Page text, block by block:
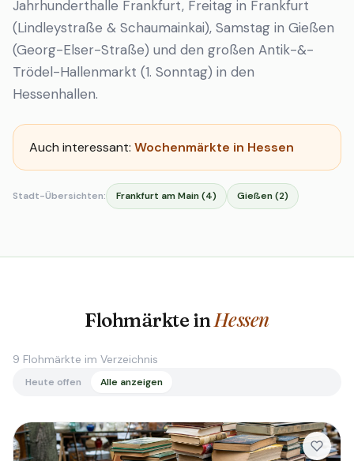
Jahrhunderthalle Frankfurt, Freitag in Frankfurt
(Lindleystraße & Schaumainkai), Samstag in Gießen
(Georg-Elser-Straße) und den großen Antik-&-
Trödel-Hallenmarkt (1. Sonntag) in den
Hessenhallen.
Auch interessant: Wochenmärkte in Hessen
Stadt-Übersichten: Frankfurt am Main (4) Gießen (2)
Flohmärkte inHessen
9 Flohmärkte im Verzeichnis
Heute offen Alle anzeigen